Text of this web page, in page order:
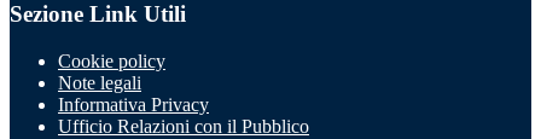
Sezione Link Utili
Cookie policy
Note legali
Informativa Privacy
Ufficio Relazioni con il Pubblico